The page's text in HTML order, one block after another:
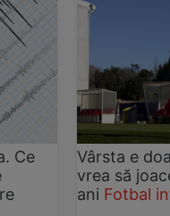
Ce
Vârsta e
vrea să
ani Fotbal